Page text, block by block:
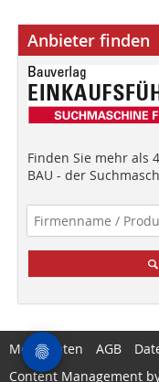
Anbieter finden
Finden Sie mehr als
BAU - der
Mediadaten AGB
Content Management